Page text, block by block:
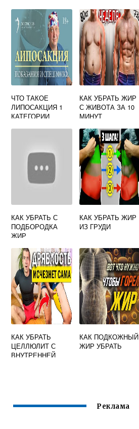
ЧТО ТАКОЕ
ЛИПОСАКЦИЯ 1
КАТЕГОРИИ
КАК УБРАТЬ ЖИР
С ЖИВОТА ЗА 10
МИНУТ
КАК УБРАТЬ С
ПОДБОРОДКА
ЖИР
КАК УБРАТЬ ЖИР
ИЗ ГРУДИ
КАК УБРАТЬ
ЦЕЛЛЮЛИТ С
ВНУТРЕННЕЙ
КАК ПОДКОЖНЫЙ
ЖИР УБРАТЬ
Реклама